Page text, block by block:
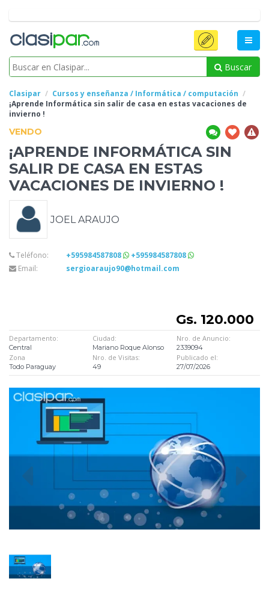
Buscar
Clasipar
Cursos y enseñanza / Informática / computación
¡Aprende Informática sin salir de casa en estas vacaciones de
invierno !
VENDO
¡APRENDE INFORMÁTICA SIN
SALIR DE CASA EN ESTAS
VACACIONES DE INVIERNO !
JOEL ARAUJO
Teléfono: +595984587808
+595984587808
Email:
sergioaraujo90@hotmail.com
Gs. 120.000
Departamento:
Central
Ciudad:
Mariano Roque Alonso
Nro. de Anuncio:
2339094
Zona
Todo Paraguay
Nro. de Visitas:
49
Publicado el:
27/07/2026